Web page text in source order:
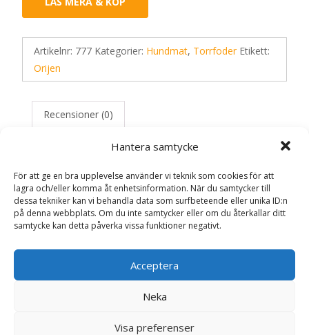
Hantera samtycke
För att ge en bra upplevelse använder vi teknik som cookies för att
lagra och/eller komma åt enhetsinformation. När du samtycker till
dessa tekniker kan vi behandla data som surfbeteende eller unika ID:n
på denna webbplats. Om du inte samtycker eller om du återkallar ditt
samtycke kan detta påverka vissa funktioner negativt.
Acceptera
Neka
Visa preferenser
Artikelnr: 777 Kategorier: Hundmat, Torrfoder Etikett:
Orijen
Recensioner (0)
Recensioner
Det finns inga recensioner än.
Din e-postadress kommer inte publiceras.